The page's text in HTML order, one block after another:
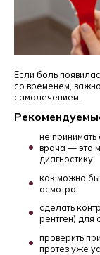
Если боль
со временем,
самолечением.
не
врача — это
диагностику
как можно
осмотра
сделать
рентген) для
проверить
протез уже